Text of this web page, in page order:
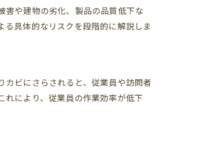
害や建物の劣化、製品の品質低下な
具体的なリスクを段階的に解説しま
ビにさらされると、従業員や訪問者
れにより、従業員の作業効率が低下